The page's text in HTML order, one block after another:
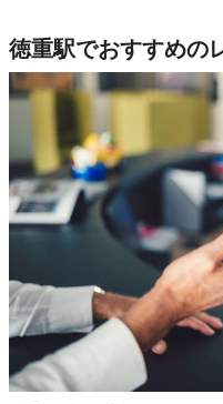
徳重駅でおすすめの